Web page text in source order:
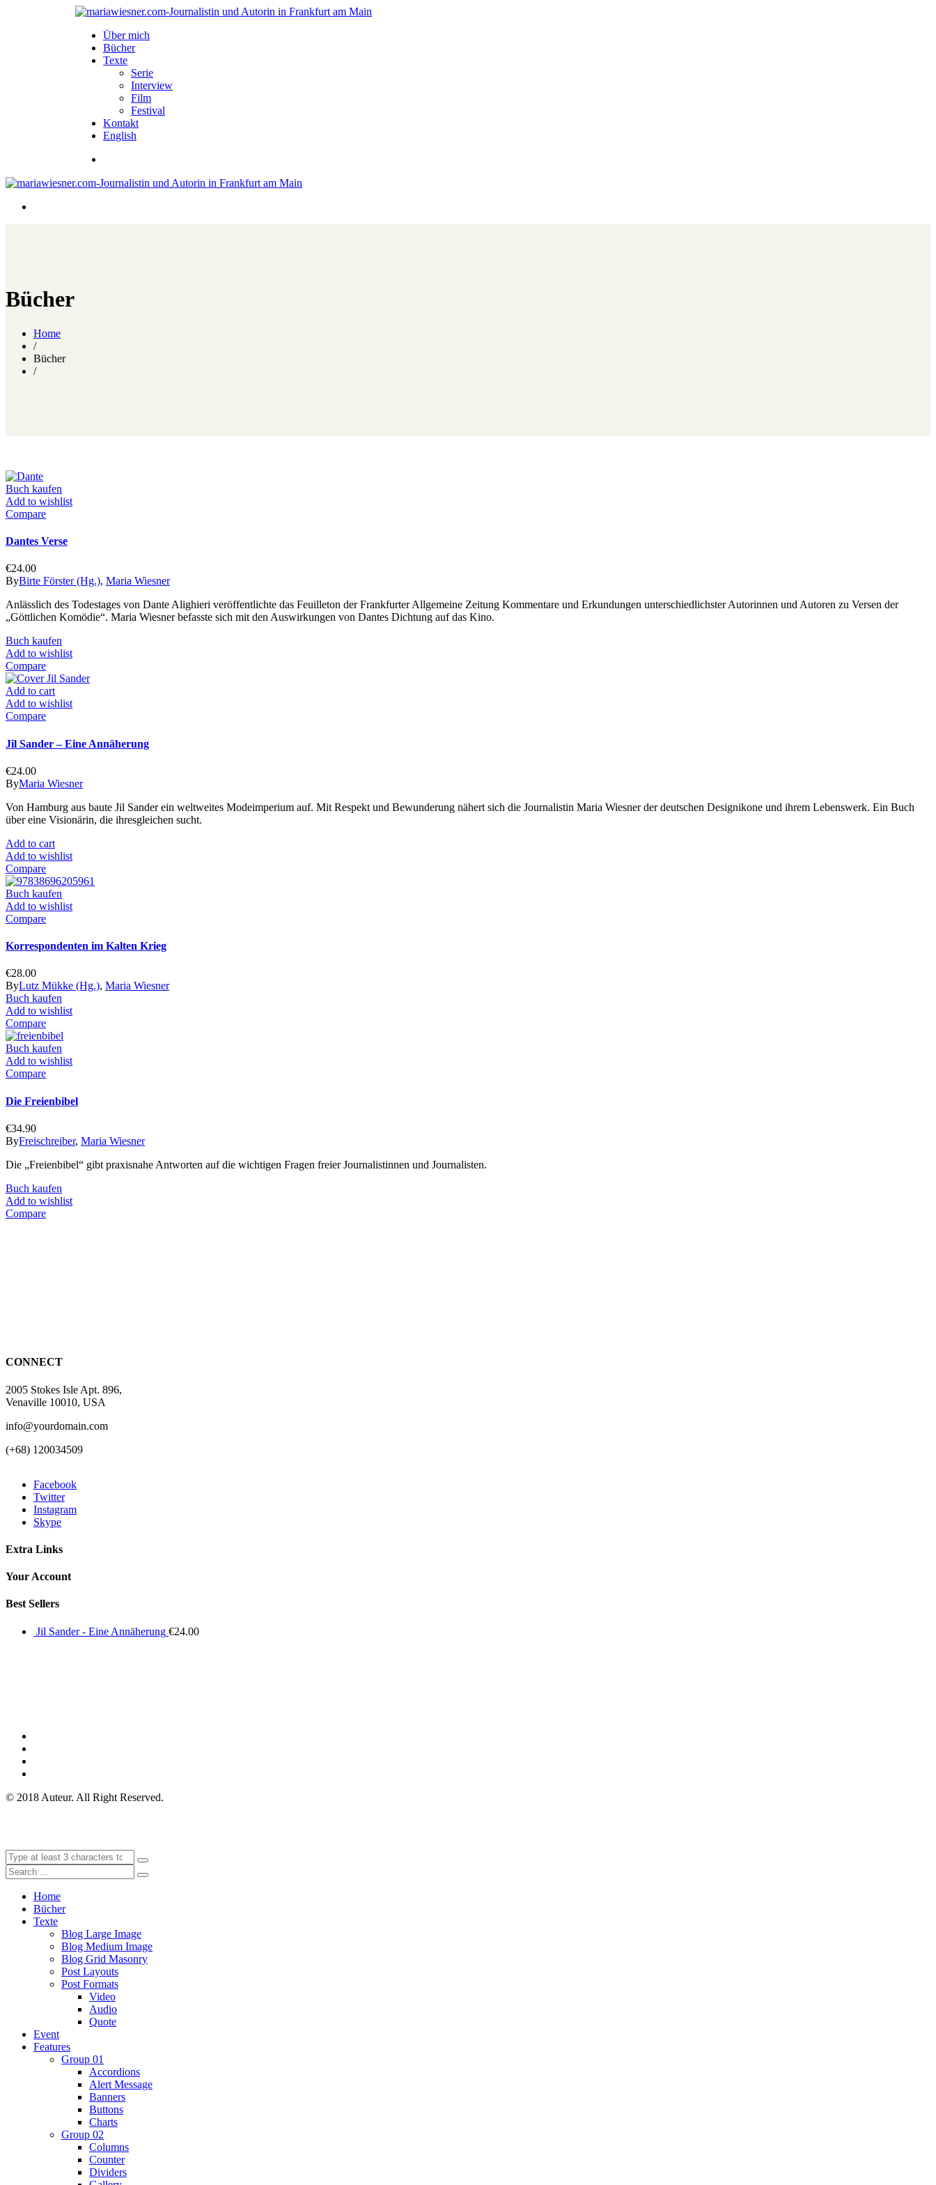
Über mich
Bücher
Texte
Serie
Interview
Film
Festival
Kontakt
English
Bücher
Home
/
Bücher
/
Buch kaufen
Add to wishlist
Compare
Dantes Verse
€24.00
ByBirte Förster (Hg.), Maria Wiesner
Anlässlich des Todestages von Dante Alighieri veröffentlichte das Feuilleton der Frankfurter Allgemeine Zeitung Kommentare und Erkundungen unterschiedlichster Autorinnen und Autoren zu Versen der
„Göttlichen Komödie“. Maria Wiesner befasste sich mit den Auswirkungen von Dantes Dichtung auf das Kino.
Buch kaufen
Add to wishlist
Compare
Add to cart
Add to wishlist
Compare
Jil Sander – Eine Annäherung
€24.00
ByMaria Wiesner
Von Hamburg aus baute Jil Sander ein weltweites Modeimperium auf. Mit Respekt und Bewunderung nähert sich die Journalistin Maria Wiesner der deutschen Designikone und ihrem Lebenswerk. Ein Buch
über eine Visionärin, die ihresgleichen sucht.
Add to cart
Add to wishlist
Compare
Buch kaufen
Add to wishlist
Compare
Korrespondenten im Kalten Krieg
€28.00
ByLutz Mükke (Hg.), Maria Wiesner
Buch kaufen
Add to wishlist
Compare
Buch kaufen
Add to wishlist
Compare
Die Freienbibel
€34.90
ByFreischreiber, Maria Wiesner
Die „Freienbibel“ gibt praxisnahe Antworten auf die wichtigen Fragen freier Journalistinnen und Journalisten.
Buch kaufen
Add to wishlist
Compare
CONNECT
2005 Stokes Isle Apt. 896,
Venaville 10010, USA
info@yourdomain.com
(+68) 120034509
Facebook
Twitter
Instagram
Skype
Extra Links
Your Account
Best Sellers
Jil Sander - Eine Annäherung €24.00
© 2018 Auteur. All Right Reserved.
Home
Bücher
Texte
Blog Large Image
Blog Medium Image
Blog Grid Masonry
Post Layouts
Post Formats
Video
Audio
Quote
Event
Features
Group 01
Accordions
Alert Message
Banners
Buttons
Charts
Group 02
Columns
Counter
Dividers